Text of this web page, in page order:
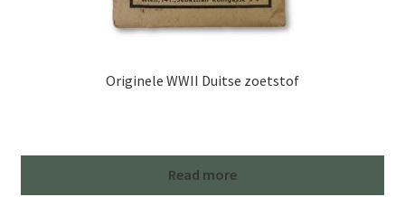
Originele WWII Duitse zoetstof
Read more